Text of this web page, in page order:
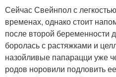
Сейчас Свейнпол с
временах, однако стоит
после второй беременности
боролась с растяжками и
назойливые папарацци уже
родов норовили подловить